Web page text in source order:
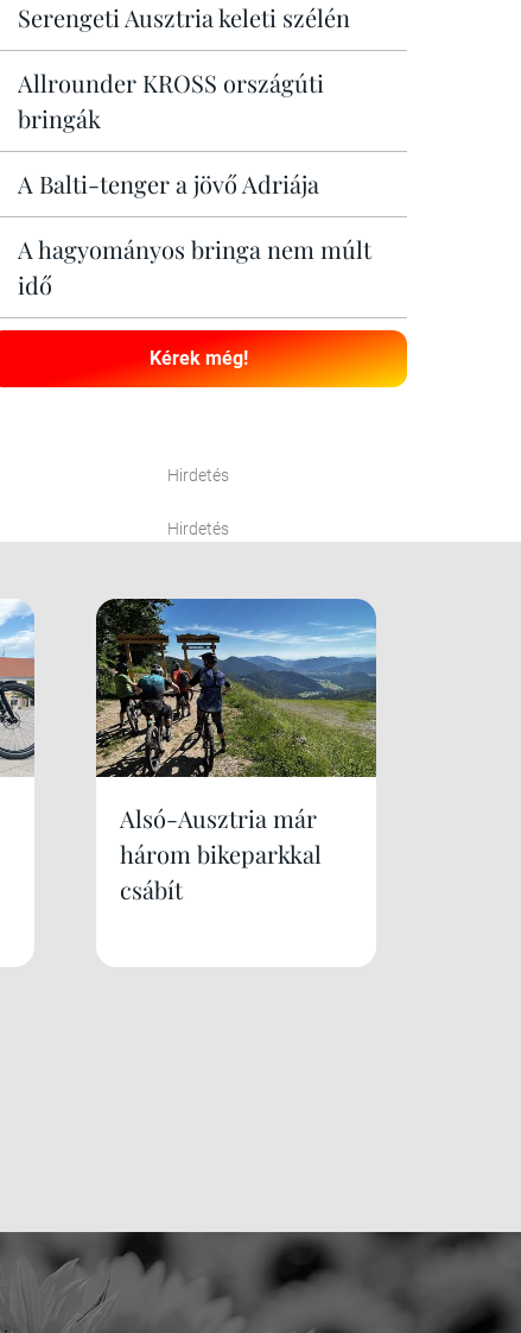
Serengeti Ausztria keleti szélén
Allrounder KROSS országúti
bringák
A Balti-tenger a jövő Adriája
A hagyományos bringa nem múlt
idő
Kérek még!
Hirdetés
Hirdetés
Alsó-Ausztria már
három bikeparkkal
csábít